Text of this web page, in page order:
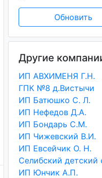
Обновить
Другие
ИП АВХИМЕНЯ Г.Н.
ГПК №8 д.Вистычи
ИП Батюшко С. Л.
ИП Нефедов Д.А.
ИП Бондарь С.М.
ИП Чижевский В.И.
ИП Евсейчик О. Н.
ИП Юнчик А.П.